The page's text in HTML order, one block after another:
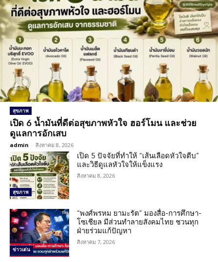
สุขภาพ
เปิด 6 น้ำมันที่ดีต่อสุขภาพหัวใจ ฮอร์โมน และช่วย
ดูแลการอักเสบ
admin - สิงหาคม 8, 2026
สุขภาพ
เปิด 5 ปัจจัยที่ทำให้ “เส้นเลือดหัวใจตีบ”
และวิธีดูแลหัวใจให้แข็งแรง
สิงหาคม 8, 2026
ข่าวเด่น
“พงศ์พรหม ยามะรัต” มองสื่อ-การศึกษา-
โซเชียล มีส่วนทำลายสังคมไทย ชวนทุก
ฝ่ายร่วมแก้ปัญหา
สิงหาคม 7, 2026